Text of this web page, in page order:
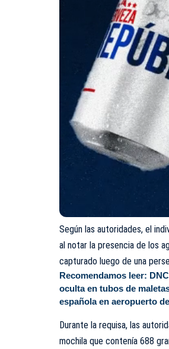
Según las autoridades, el
al notar la presencia de los
capturado luego de una
Recomendamos leer:
oculta en tubos de
española en aeropuerto
Durante la requisa, las
mochila que contenía 688